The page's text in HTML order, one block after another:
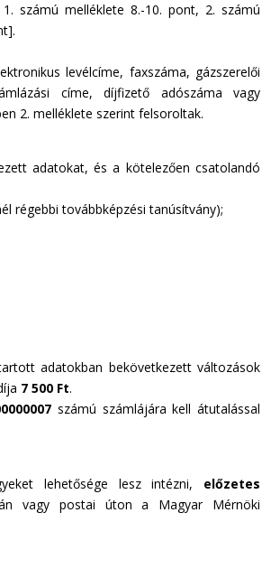
számú melléklete 8.-10. pont, 2. számú
levélcíme, faxszáma, gázszerelői
címe, díjfizető adószáma vagy
2. melléklete szerint felsoroltak.
adatokat, és a kötelezően csatolandó
régebbi továbbképzési tanúsítvány);
adatokban bekövetkezett változások
7 500 Ft.
számú számlájára kell átutalással
lehetősége lesz intézni, előzetes
vagy postai úton a Magyar Mérnöki